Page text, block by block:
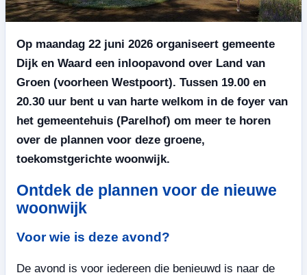
Op maandag 22 juni 2026 organiseert gemeente
Dijk en Waard een inloopavond over Land van
Groen (voorheen Westpoort). Tussen 19.00 en
20.30 uur bent u van harte welkom in de foyer van
het gemeentehuis (Parelhof) om meer te horen
over de plannen voor deze groene,
toekomstgerichte woonwijk.
Ontdek de plannen voor de nieuwe
woonwijk
Voor wie is deze avond?
De avond is voor iedereen die benieuwd is naar de